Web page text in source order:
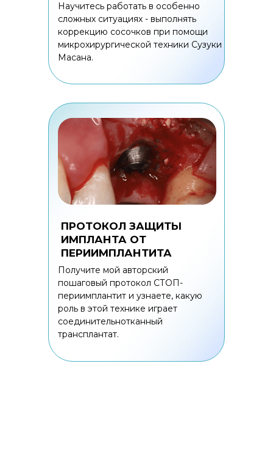
Научитесь работать в особенно
сложных ситуациях - выполнять
коррекцию сосочков при помощи
микрохирургической техники Сузуки
Масана.
Получите мой авторский
пошаговый протокол СТОП-
периимплантит и узнаете, какую
роль в этой технике играет
соединительнотканный
трансплантат.
ПРОТОКОЛ ЗАЩИТЫ
ИМПЛАНТА ОТ
ПЕРИИМПЛАНТИТА